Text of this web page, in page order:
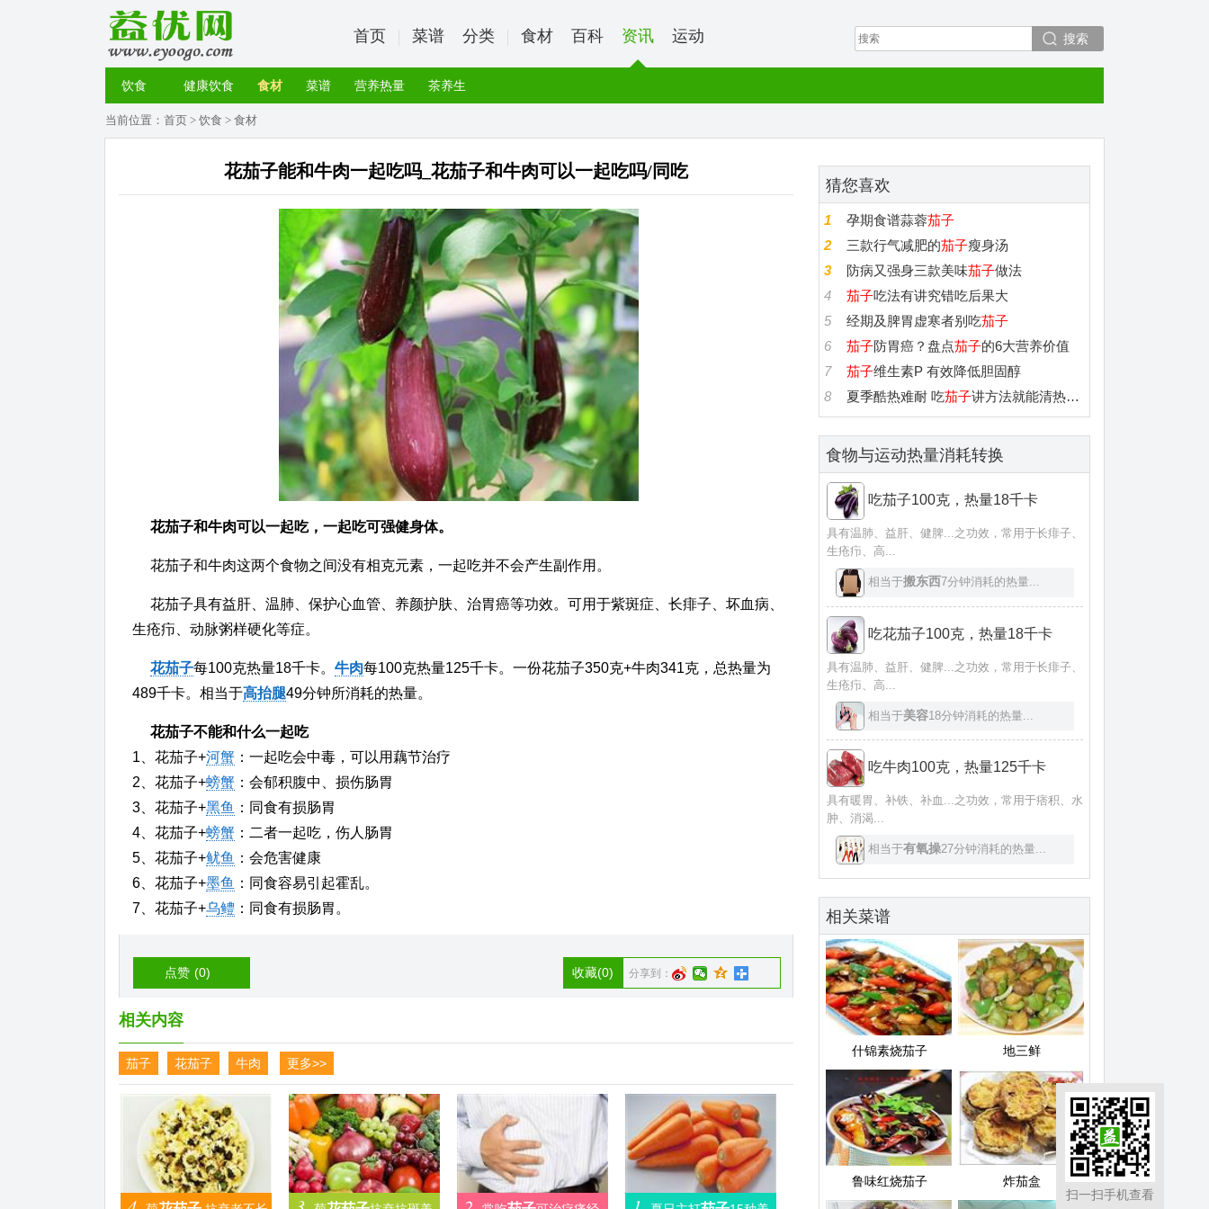
搜索
首页 菜谱 分类 食材 百科 资讯 运动
饮食 健康饮食 食材 菜谱 营养热量 茶养生
当前位置： 首页 > 饮食 > 食材
花茄子能和牛肉一起吃吗_花茄子和牛肉可以一起吃吗/同吃
花茄子和牛肉可以一起吃，一起吃可强健身体。
花茄子和牛肉这两个食物之间没有相克元素，一起吃并不会产生副作用。
花茄子具有益肝、温肺、保护心血管、养颜护肤、治胃癌等功效。可用于紫斑症、长痱子、坏血病、
生疮疖、动脉粥样硬化等症。
花茄子每100克热量18千卡。 牛肉每100克热量125千卡。一份花茄子350克+牛肉341克，总热量为
489千卡。相当于高抬腿49分钟所消耗的热量。
花茄子不能和什么一起吃
1、花茄子+河蟹 ：一起吃会中毒，可以用藕节治疗
2、花茄子+螃蟹 ：会郁积腹中、损伤肠胃
3、花茄子+黑鱼 ：同食有损肠胃
4、花茄子+螃蟹 ：二者一起吃，伤人肠胃
5、花茄子+鱿鱼 ：会危害健康
6、花茄子+墨鱼 ：同食容易引起霍乱。
7、花茄子+乌鳢 ：同食有损肠胃。
点赞 (0) 分享到：
收藏(0)
相关内容
茄子 花茄子 牛肉 更多>>
猜您喜欢
1 孕期食谱蒜蓉茄子
2
三款行气减肥的茄子瘦身汤
3
防病又强身三款美味茄子做法
4
茄子吃法有讲究错吃后果大
5
经期及脾胃虚寒者别吃茄子
6
茄子防胃癌？盘点茄子的6大营养价值
7
茄子维生素P 有效降低胆固醇
8
夏季酷热难耐 吃茄子讲方法就能清热解暑
食物与运动热量消耗转换
吃茄子100克，热量18千卡
具有温肺、益肝、健脾...之功效，常用于长痱子、
生疮疖、高...
相当于搬东西7分钟消耗的热量...
吃花茄子100克，热量18千卡
具有温肺、益肝、健脾...之功效，常用于长痱子、
生疮疖、高...
相当于美容18分钟消耗的热量...
吃牛肉100克，热量125千卡
具有暖胃、补铁、补血...之功效，常用于痞积、水
肿、消渴...
相当于有氧操27分钟消耗的热量...
相关菜谱
什锦素烧茄子 地三鲜
鲁味红烧茄子
炸茄盒
扫一扫手机查看